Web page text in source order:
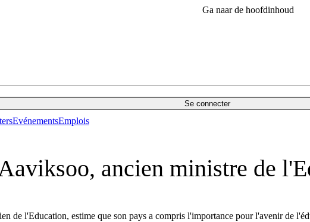
Ga naar de hoofdinhoud
Se connecter
EvénementsEmplois
ancien ministre de
de l'Education, estime que son pays a compris l'importance pour l'avenir de